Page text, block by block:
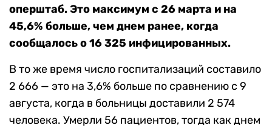
оперштаб. Это максимум с 26 марта и на
45,6% больше, чем днем ранее, когда
сообщалось о 16 325 инфицированных.
В то же время число госпитализаций составило
2 666 — это на 3,6% больше по сравнению с 9
августа, когда в больницы доставили 2 574
человека. Умерли 56 пациентов, тогда как днем